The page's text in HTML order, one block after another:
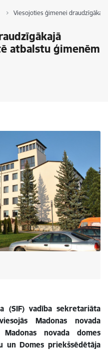
Viesojoties ģimenei
atbalstu ģimenēm
(SIF) vadība sekretariāta
Madonas novada
novada domes
un Domes priekšsēdētāja